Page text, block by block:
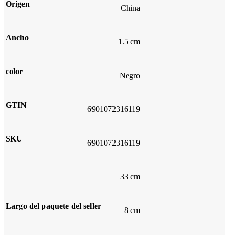
Origen China
Ancho 1.5 cm
color Negro
GTIN 6901072316119
SKU 6901072316119
33 cm
Largo del paquete del seller 8 cm